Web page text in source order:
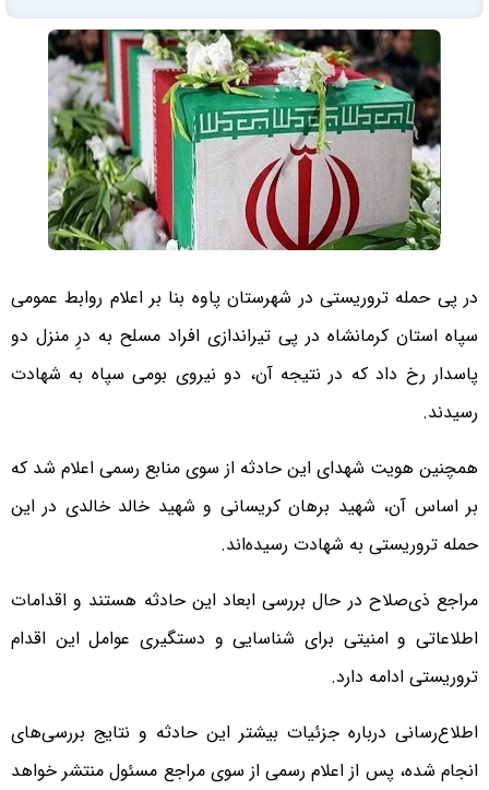
در پی حمله تروریستی در شهرستان پاوه بنا بر اعلام روابط عمومی
سپاه استان کرمانشاه در پی تیراندازی افراد مسلح به درِ منزل دو
پاسدار رخ داد که در نتیجه آن، دو نیروی بومی سپاه به شهادت
رسیدند.
همچنین هویت شهدای این حادثه از سوی منابع رسمی اعلام شد که
بر اساس آن، شهید برهان کریسانی و شهید خالد خالدی در این
حمله تروریستی به شهادت رسیده‌اند.
مراجع ذی‌صلاح در حال بررسی ابعاد این حادثه هستند و اقدامات
اطلاعاتی و امنیتی برای شناسایی و دستگیری عوامل این اقدام
تروریستی ادامه دارد.
اطلاع‌رسانی درباره جزئیات بیشتر این حادثه و نتایج بررسی‌های
انجام شده، پس از اعلام رسمی از سوی مراجع مسئول منتشر خواهد